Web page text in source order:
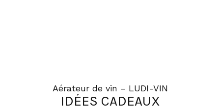
Aérateur de vin – LUDI-VIN
IDÉES CADEAUX